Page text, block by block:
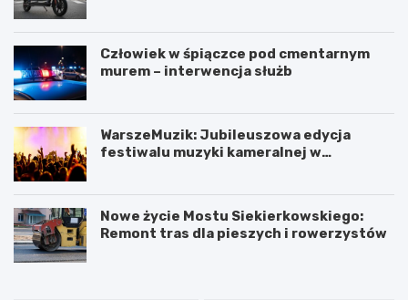
Człowiek w śpiączce pod cmentarnym
murem – interwencja służb
WarszeMuzik: Jubileuszowa edycja
festiwalu muzyki kameralnej w
Nowe życie Mostu Siekierkowskiego:
Remont tras dla pieszych i rowerzystów